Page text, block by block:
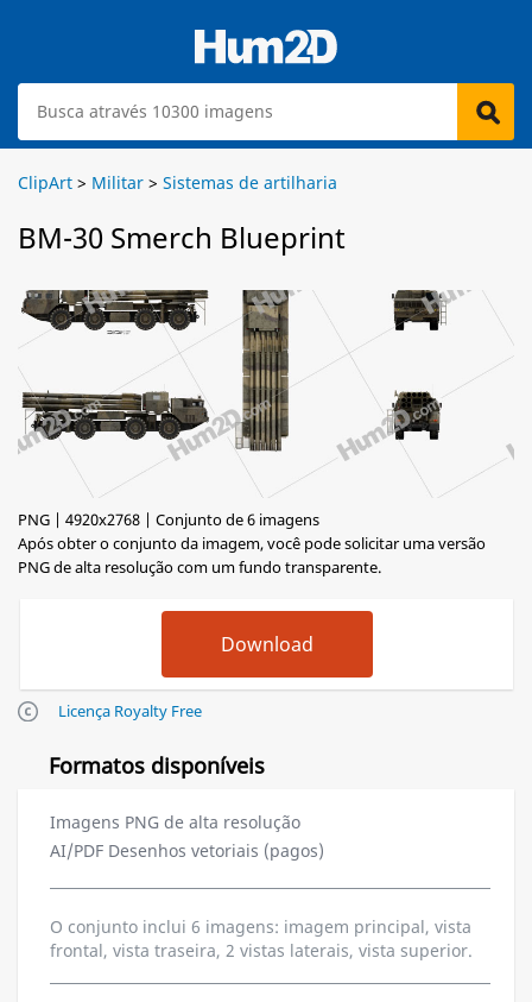
ClipArt > Militar > Sistemas de artilharia
BM-30 Smerch Blueprint
PNG | 4920x2768 | Conjunto de 6 imagens
Após obter o conjunto da imagem, você pode solicitar uma versão
PNG de alta resolução com um fundo transparente.
Licença Royalty Free
Formatos disponíveis
Imagens PNG de alta resolução
AI/PDF Desenhos vetoriais (pagos)
O conjunto inclui 6 imagens: imagem principal, vista
frontal, vista traseira, 2 vistas laterais, vista superior.